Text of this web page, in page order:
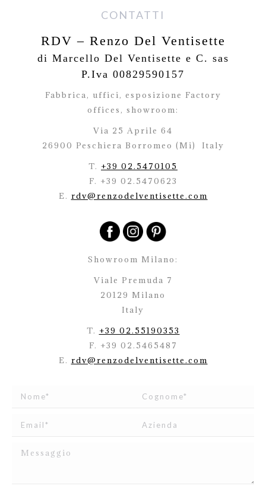
CONTATTI
RDV – Renzo Del Ventisette
di Marcello Del Ventisette e C. sas
P.Iva 00829590157
Fabbrica, uffici, esposizione Factory
offices, showroom:
Via 25 Aprile 64
26900 Peschiera Borromeo (Mi)
Italy
T. +39 02.5470105
F. +39 02.5470623
E. rdv@renzodelventisette.com
Showroom Milano:
Viale Premuda 7
20129 Milano
Italy
T. +39 02.55190353
F. +39 02.5465487
E. rdv@renzodelventisette.com